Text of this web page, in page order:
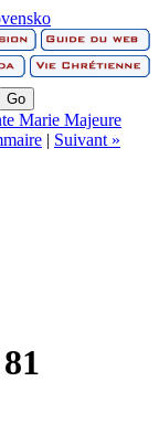
Marie Majeure
| Suivant »